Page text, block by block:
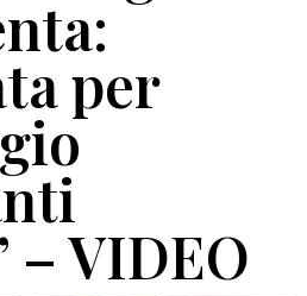
per
VIDEO